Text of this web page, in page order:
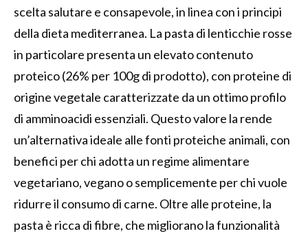
scelta salutare e consapevole, in linea con i principi
della dieta mediterranea. La pasta di lenticchie rosse
in particolare presenta un elevato contenuto
proteico (26% per 100g di prodotto), con proteine di
origine vegetale caratterizzate da un ottimo profilo
di amminoacidi essenziali. Questo valore la rende
un’alternativa ideale alle fonti proteiche animali, con
benefici per chi adotta un regime alimentare
vegetariano, vegano o semplicemente per chi vuole
ridurre il consumo di carne. Oltre alle proteine, la
pasta è ricca di fibre, che migliorano la funzionalità